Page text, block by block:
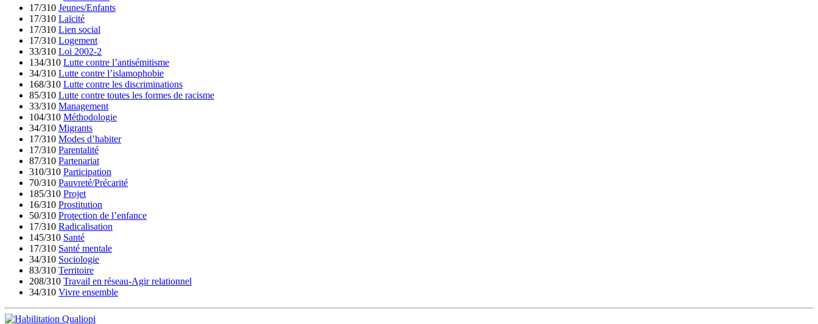
17/310 Jeunes/Enfants
17/310 Laïcité
17/310 Lien social
17/310 Logement
33/310 Loi 2002-2
134/310 Lutte contre l’antisémitisme
34/310 Lutte contre l’islamophobie
168/310 Lutte contre les discriminations
85/310 Lutte contre toutes les formes de racisme
33/310 Management
104/310 Méthodologie
34/310 Migrants
17/310 Modes d’habiter
17/310 Parentalité
87/310 Partenariat
310/310 Participation
70/310 Pauvreté/Précarité
185/310 Projet
16/310 Prostitution
50/310 Protection de l’enfance
17/310 Radicalisation
145/310 Santé
17/310 Santé mentale
34/310 Sociologie
83/310 Territoire
208/310 Travail en réseau-Agir relationnel
34/310 Vivre ensemble